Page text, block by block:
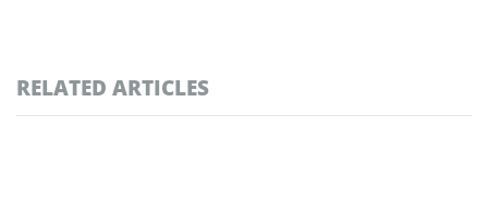
RELATED ARTICLES